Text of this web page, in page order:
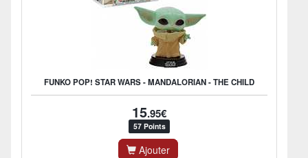
FUNKO POP! STAR WARS - MANDALORIAN - THE CHILD
15.95€
57 Points
Ajouter